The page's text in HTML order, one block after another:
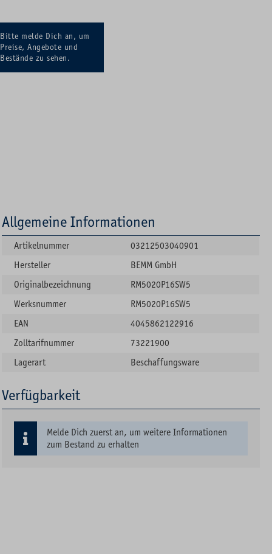
Bitte melde Dich an, um
Preise, Angebote und
Bestände zu sehen.
Allgemeine Informationen
Artikelnummer
03212503040901
Hersteller
BEMM GmbH
Originalbezeichnung
RM5020P16SW5
Werksnummer
RM5020P16SW5
EAN
4045862122916
Zolltarifnummer
73221900
Lagerart
Beschaffungsware
Verfügbarkeit
Melde Dich zuerst an, um weitere Informationen
zum Bestand zu erhalten